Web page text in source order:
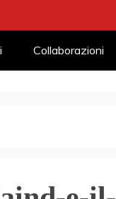
Collaborazioni